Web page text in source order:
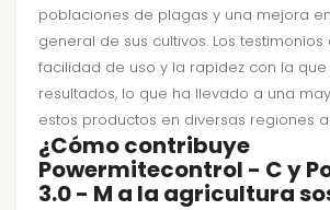
poblaciones de plagas y una mejora
general de sus cultivos. Los
facilidad de uso y la rapidez con la que
resultados, lo que ha llevado a una
estos productos en diversas regiones
¿Cómo contribuye
Powermitecontrol - C y
3.0 - M a la agricultura